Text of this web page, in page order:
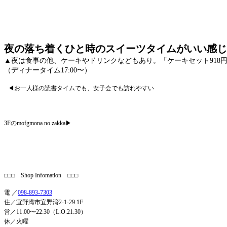
夜の落ち着くひと時のスイーツタイムがいい感
▲夜は食事の他、ケーキやドリンクなどもあり。「ケーキセット918
（ディナータイム17:00〜）
◀お一人様の読書タイムでも、女子会でも訪れやすい
3Fのmofgmona no zakka▶︎
□□□ Shop Infomation □□□
電 ／098-893-7303
住／宜野湾市宜野湾2-1-29 1F
営／11:00〜22:30（L.O.21:30）
休／火曜